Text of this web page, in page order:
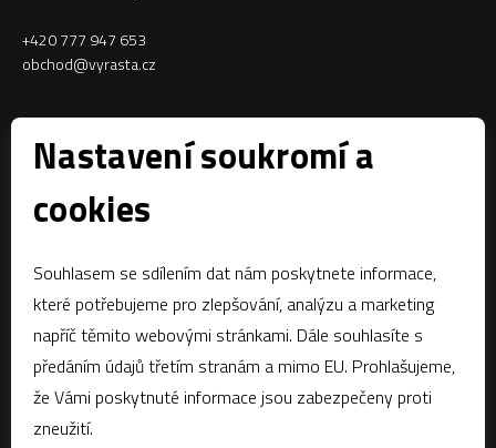
+420 777 947 653
obchod@vyrasta.cz
Kontakty
VYRASTA team s.r.o.
Spytihněv 145
DIČ:CZ28287843
Zápis dle § 13a obchodního zákoníku:Krajský soud v Brně, oddíl C,
vložka 58796
Nastavení soukromí a
cookies
Souhlasem se sdílením dat nám poskytnete informace,
které potřebujeme pro zlepšování, analýzu a marketing
napříč těmito webovými stránkami. Dále souhlasíte s
předáním údajů třetím stranám a mimo EU. Prohlašujeme,
že Vámi poskytnuté informace jsou zabezpečeny proti
zneužití.